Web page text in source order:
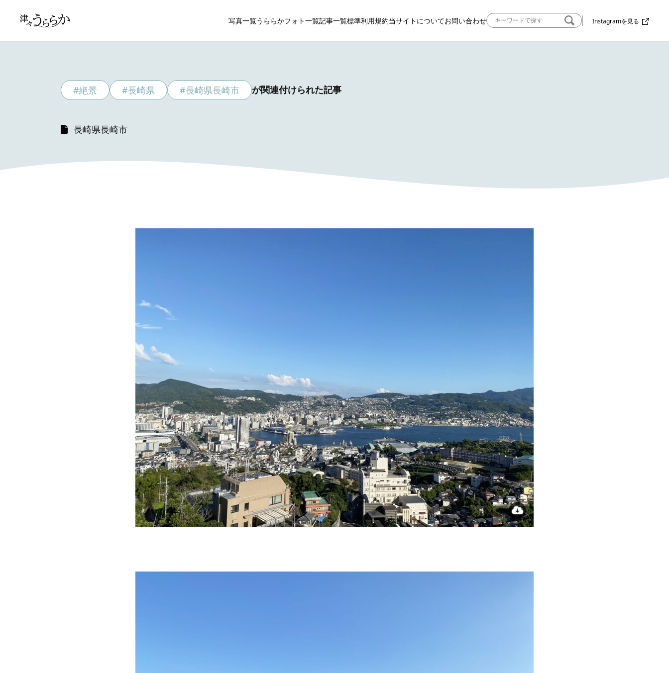
写真一覧うららかフォト一覧記事一覧標準利用規約当サイトについてお問い合わせ Instagramを見る
#絶景 #長崎県 #長崎県長崎市 が関連付けられた記事
長崎県長崎市